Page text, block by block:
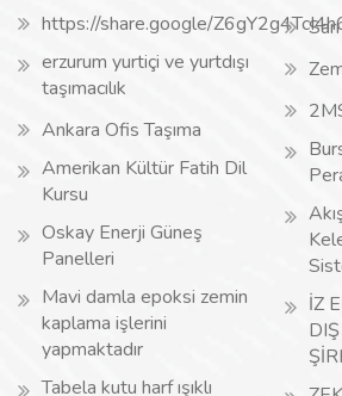
https://share.google/
erzurum yurtiçi ve yurtdışı
taşımacılık
Ankara Ofis Taşıma
Amerikan Kültür Fatih Dil
Kursu
Oskay Enerji Güneş
Panelleri
Mavi damla epoksi zemin
kaplama işlerini
yapmaktadır
Tabela kutu harf ışıklı
İZ